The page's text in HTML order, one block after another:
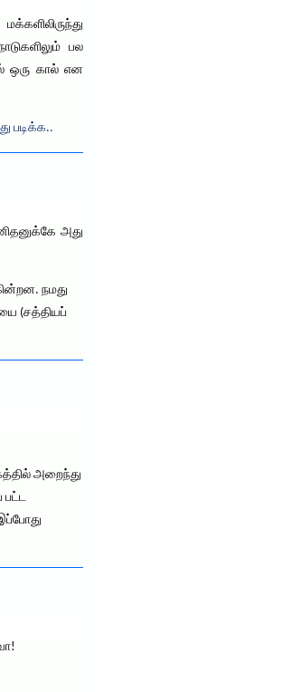
பல
ஒரு கால் என
படிக்க..
அது
நமது
(சத்தியப்
அறைந்து
பட்ட